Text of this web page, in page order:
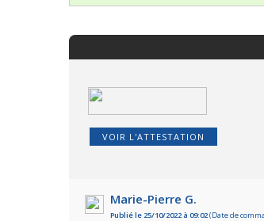
VOIR L'ATTESTATION
Marie-Pierre G.
Publié le 25/10/2022 à 09:02(Date de